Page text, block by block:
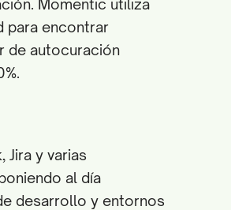
Momentic utiliza
para encontrar
de autocuración
Jira y varias
al día
desarrollo y entornos